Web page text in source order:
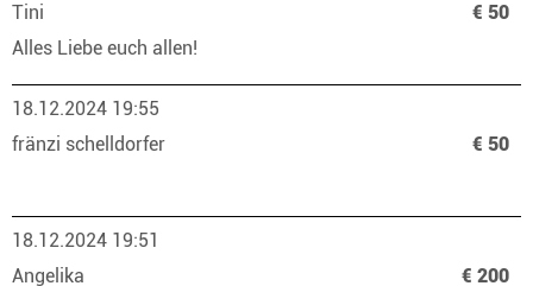
Tini
€ 50
Alles Liebe euch allen!
18.12.2024 19:55
fränzi schelldorfer
€ 50
18.12.2024 19:51
Angelika
€ 200